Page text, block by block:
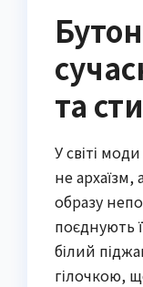
та
У світі
не
образу
поєднують
білий
гілочкою,